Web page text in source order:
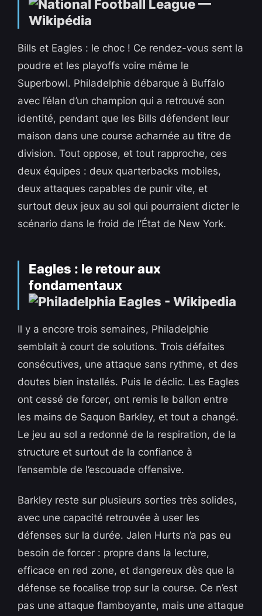
Bills et Eagles : le choc ! Ce rendez-vous sent la
poudre et les playoffs voire même le
Superbowl. Philadelphie débarque à Buffalo
avec l’élan d’un champion qui a retrouvé son
identité, pendant que les Bills défendent leur
maison dans une course acharnée au titre de
division. Tout oppose, et tout rapproche, ces
deux équipes : deux quarterbacks mobiles,
deux attaques capables de punir vite, et
surtout deux jeux au sol qui pourraient dicter le
scénario dans le froid de l’État de New York.
Eagles : le retour aux
fondamentaux
Il y a encore trois semaines, Philadelphie
semblait à court de solutions. Trois défaites
consécutives, une attaque sans rythme, et des
doutes bien installés. Puis le déclic. Les Eagles
ont cessé de forcer, ont remis le ballon entre
les mains de Saquon Barkley, et tout a changé.
Le jeu au sol a redonné de la respiration, de la
structure et surtout de la confiance à
l’ensemble de l’escouade offensive.
Barkley reste sur plusieurs sorties très solides,
avec une capacité retrouvée à user les
défenses sur la durée. Jalen Hurts n’a pas eu
besoin de forcer : propre dans la lecture,
efficace en red zone, et dangereux dès que la
défense se focalise trop sur la course. Ce n’est
pas une attaque flamboyante, mais une attaque